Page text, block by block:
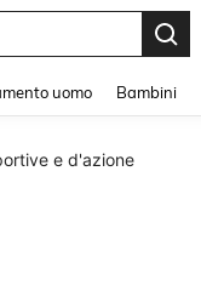
uomo Bambini
e d'azione